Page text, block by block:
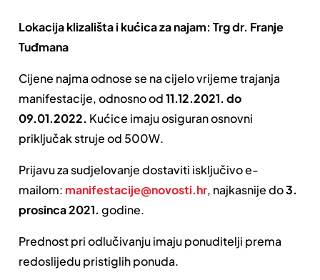
Lokacija klizališta i kućica za najam: Trg dr. Franje
Tuđmana
Cijene najma odnose se na cijelo vrijeme trajanja
manifestacije, odnosno od11.12.2021. do
09.01.2022. Kućice imaju osiguran osnovni
priključak struje od 500W.
Prijavu za sudjelovanje dostaviti isključivo e-
mailom: manifestacije@novosti.hr, najkasnije do3.
prosinca 2021. godine.
Prednost pri odlučivanju imaju ponuditelji prema
redoslijedu pristiglih ponuda.